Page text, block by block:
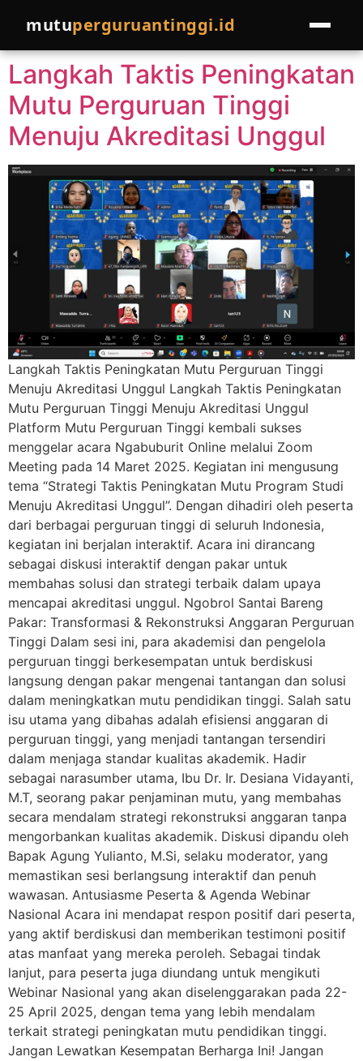
mutuperguruantinggi.id
HOME
LAYANAN
Pelatihan
Pendampingan
PROGRAM LAINNYA
Join Pakar
Referral Program
Cek Kondisi Institusi
COMPRO
BLOG
Tag:mitra akreditasi
Langkah Taktis Peningkatan
Mutu Perguruan Tinggi
Menuju Akreditasi Unggul
Langkah Taktis Peningkatan Mutu Perguruan Tinggi
Menuju Akreditasi Unggul Langkah Taktis Peningkatan
Mutu Perguruan Tinggi Menuju Akreditasi Unggul
Platform Mutu Perguruan Tinggi kembali sukses
menggelar acara Ngabuburit Online melalui Zoom
Meeting pada 14 Maret 2025. Kegiatan ini mengusung
tema “Strategi Taktis Peningkatan Mutu Program Studi
Menuju Akreditasi Unggul”. Dengan dihadiri oleh peserta
dari berbagai perguruan tinggi di seluruh Indonesia,
kegiatan ini berjalan interaktif. Acara ini dirancang
sebagai diskusi interaktif dengan pakar untuk
membahas solusi dan strategi terbaik dalam upaya
mencapai akreditasi unggul. Ngobrol Santai Bareng
Pakar: Transformasi & Rekonstruksi Anggaran Perguruan
Tinggi Dalam sesi ini, para akademisi dan pengelola
perguruan tinggi berkesempatan untuk berdiskusi
langsung dengan pakar mengenai tantangan dan solusi
dalam meningkatkan mutu pendidikan tinggi. Salah satu
isu utama yang dibahas adalah efisiensi anggaran di
perguruan tinggi, yang menjadi tantangan tersendiri
dalam menjaga standar kualitas akademik. Hadir
sebagai narasumber utama, Ibu Dr. Ir. Desiana Vidayanti,
M.T, seorang pakar penjaminan mutu, yang membahas
secara mendalam strategi rekonstruksi anggaran tanpa
mengorbankan kualitas akademik. Diskusi dipandu oleh
Bapak Agung Yulianto, M.Si, selaku moderator, yang
memastikan sesi berlangsung interaktif dan penuh
wawasan. Antusiasme Peserta & Agenda Webinar
Nasional Acara ini mendapat respon positif dari peserta,
yang aktif berdiskusi dan memberikan testimoni positif
atas manfaat yang mereka peroleh. Sebagai tindak
lanjut, para peserta juga diundang untuk mengikuti
Webinar Nasional yang akan diselenggarakan pada 22-
25 April 2025, dengan tema yang lebih mendalam
terkait strategi peningkatan mutu pendidikan tinggi.
Jangan Lewatkan Kesempatan Berharga Ini! Jangan